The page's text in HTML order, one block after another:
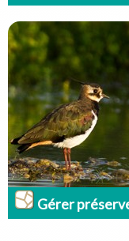
Gérer